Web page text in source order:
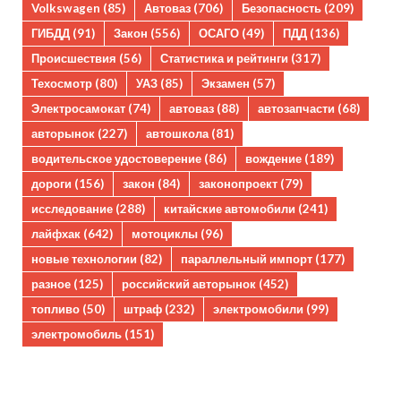
Volkswagen (85) Автоваз (706) Безопасность (209)
ГИБДД (91) Закон (556) ОСАГО (49) ПДД (136)
Происшествия (56) Статистика и рейтинги (317)
Техосмотр (80) УАЗ (85) Экзамен (57)
Электросамокат (74) автоваз (88) автозапчасти (68)
авторынок (227) автошкола(81)
водительское удостоверение (86) вождение (189)
дороги (156) закон (84) законопроект (79)
исследование (288) китайские автомобили (241)
лайфхак (642) мотоциклы (96)
новые технологии (82) параллельный импорт (177)
разное (125) российский авторынок (452)
топливо (50) штраф (232) электромобили (99)
электромобиль (151)